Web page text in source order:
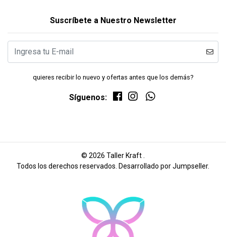
Suscríbete a Nuestro Newsletter
quieres recibir lo nuevo y ofertas antes que los demás?
Síguenos:
© 2026 Taller Kraft .
Todos los derechos reservados. Desarrollado por Jumpseller.